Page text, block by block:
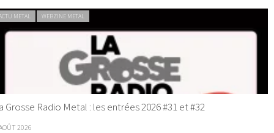
METAL WEBZINE METAL
Grosse Radio Metal : les entrées 2026 #31 et #32
2026